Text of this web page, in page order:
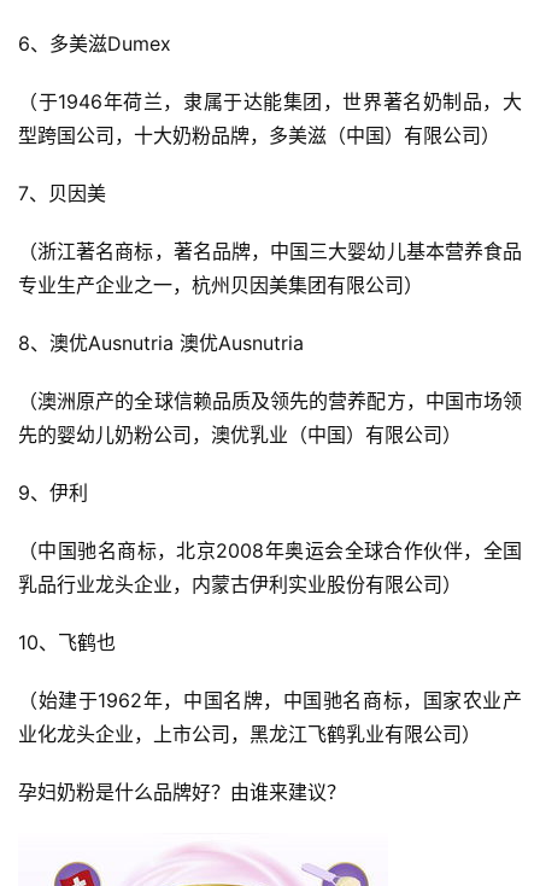
6、多美滋Dumex
（于1946年荷兰，隶属于达能集团，世界著名奶制品，大
型跨国公司，十大奶粉品牌，多美滋（中国）有限公司）
7、贝因美
（浙江著名商标，著名品牌，中国三大婴幼儿基本营养食品
专业生产企业之一，杭州贝因美集团有限公司）
8、澳优Ausnutria 澳优Ausnutria
（澳洲原产的全球信赖品质及领先的营养配方，中国市场领
先的婴幼儿奶粉公司，澳优乳业（中国）有限公司）
9、伊利
（中国驰名商标，北京2008年奥运会全球合作伙伴，全国
乳品行业龙头企业，内蒙古伊利实业股份有限公司）
10、飞鹤也
（始建于1962年，中国名牌，中国驰名商标，国家农业产
业化龙头企业，上市公司，黑龙江飞鹤乳业有限公司）
孕妇奶粉是什么品牌好？ 由谁来建议？